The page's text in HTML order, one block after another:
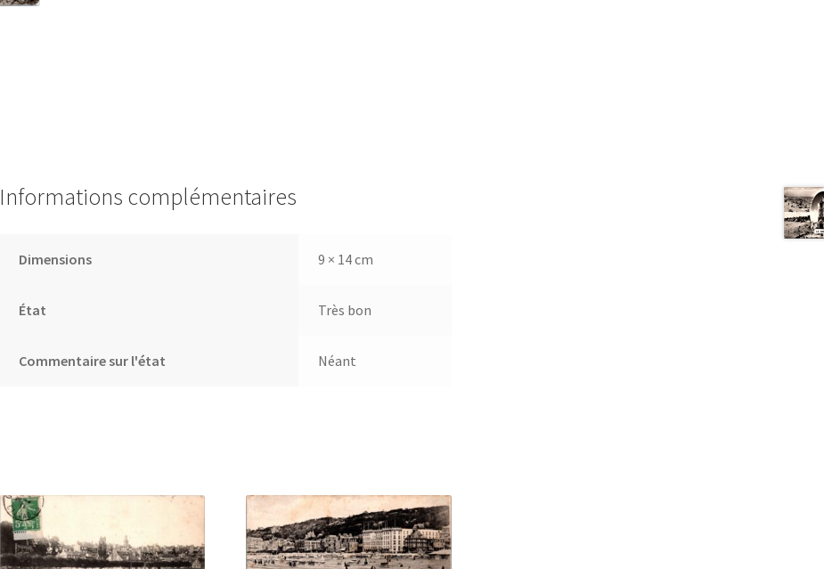
Informations complémentaires
Dimensions 9 × 14 cm
État Très bon
Commentaire sur l'état Néant